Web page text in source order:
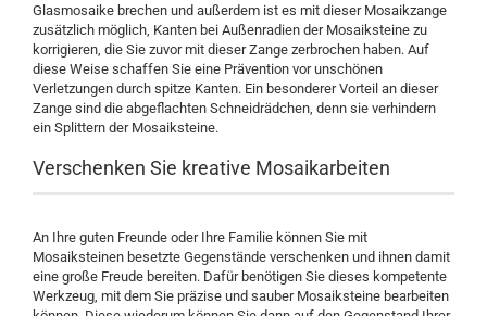
Glasmosaike brechen und außerdem ist es mit dieser Mosaikzange
zusätzlich möglich, Kanten bei Außenradien der Mosaiksteine zu
korrigieren, die Sie zuvor mit dieser Zange zerbrochen haben. Auf
diese Weise schaffen Sie eine Prävention vor unschönen
Verletzungen durch spitze Kanten. Ein besonderer Vorteil an dieser
Zange sind die abgeflachten Schneidrädchen, denn sie verhindern
ein Splittern der Mosaiksteine.
Verschenken Sie kreative Mosaikarbeiten
An Ihre guten Freunde oder Ihre Familie können Sie mit
Mosaiksteinen besetzte Gegenstände verschenken und ihnen damit
eine große Freude bereiten. Dafür benötigen Sie dieses kompetente
Werkzeug, mit dem Sie präzise und sauber Mosaiksteine bearbeiten